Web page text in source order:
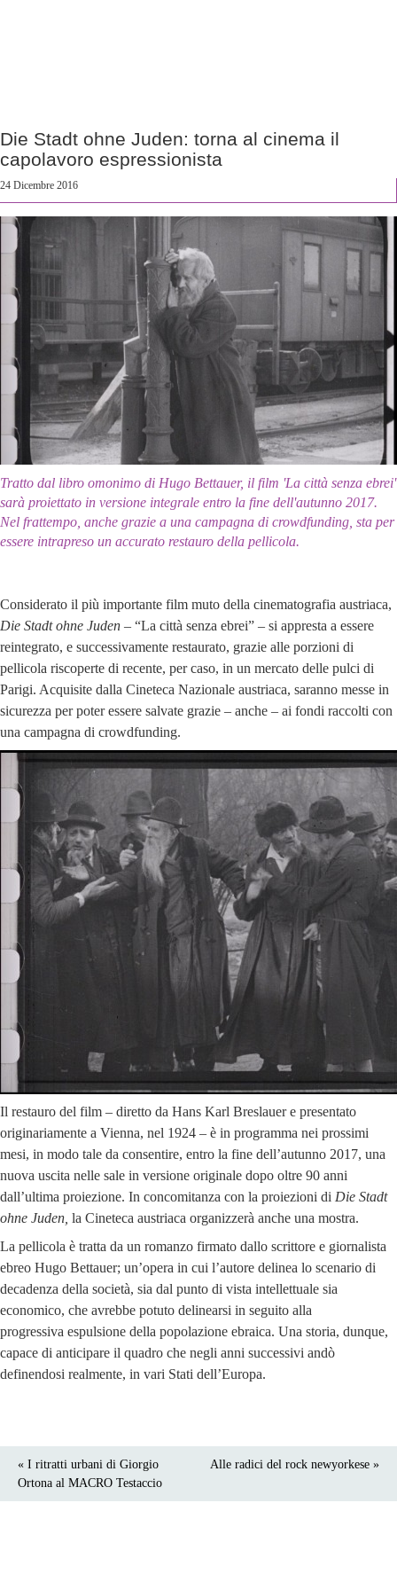
Die Stadt ohne Juden: torna al cinema il
capolavoro espressionista
24 Dicembre 2016
Tratto dal libro omonimo di Hugo Bettauer, il film 'La città senza ebrei'
sarà proiettato in versione integrale entro la fine dell'autunno 2017.
Nel frattempo, anche grazie a una campagna di crowdfunding, sta per
essere intrapreso un accurato restauro della pellicola.
Considerato il più importante film muto della cinematografia austriaca,
Die Stadt ohne Juden – “La città senza ebrei” – si appresta a essere
reintegrato, e successivamente restaurato, grazie alle porzioni di
pellicola riscoperte di recente, per caso, in un mercato delle pulci di
Parigi. Acquisite dalla Cineteca Nazionale austriaca, saranno messe in
sicurezza per poter essere salvate grazie – anche – ai fondi raccolti con
una campagna di crowdfunding.
Il restauro del film – diretto da Hans Karl Breslauer e presentato
originariamente a Vienna, nel 1924 – è in programma nei prossimi
mesi, in modo tale da consentire, entro la fine dell’autunno 2017, una
nuova uscita nelle sale in versione originale dopo oltre 90 anni
dall’ultima proiezione. In concomitanza con la proiezioni di Die Stadt
ohne Juden, la Cineteca austriaca organizzerà anche una mostra.
La pellicola è tratta da un romanzo firmato dallo scrittore e giornalista
ebreo Hugo Bettauer; un’opera in cui l’autore delinea lo scenario di
decadenza della società, sia dal punto di vista intellettuale sia
economico, che avrebbe potuto delinearsi in seguito alla
progressiva espulsione della popolazione ebraica. Una storia, dunque,
capace di anticipare il quadro che negli anni successivi andò
definendosi realmente, in vari Stati dell’Europa.
« I ritratti urbani di Giorgio
Ortona al MACRO Testaccio
Alle radici del rock newyorkese »